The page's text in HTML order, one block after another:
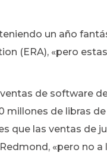
un año
(ERA), «pero
de software
millones de libras
que las ventas de
«pero no a